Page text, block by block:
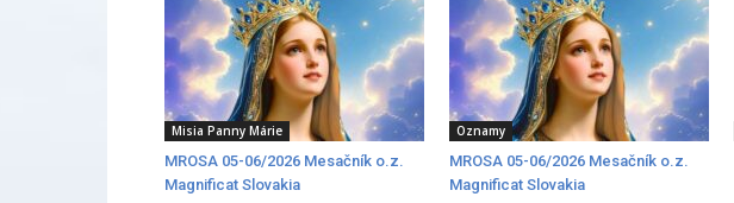
Misia Panny Márie
MROSA 05-06/2026 Mesačník o.z.
Magnificat Slovakia
Oznamy
MROSA 05-06/2026 Mesačník o.z.
Magnificat Slovakia